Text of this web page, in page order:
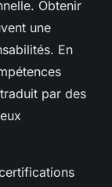
Obtenir
une
En
par des